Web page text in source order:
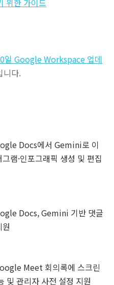
위한 가이드
일 Google Workspace 업데
니다.
Docs에서 Gemini로 이
그램·인포그래픽 생성 및 편집
Docs, Gemini 기반 댓글
Meet 회의록에 스크린
및 관리자 사전 설정 지원